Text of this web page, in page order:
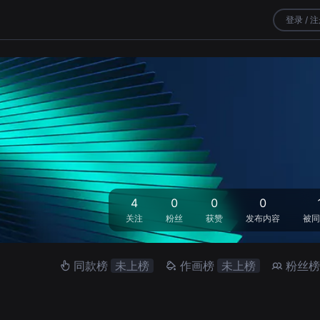
登录 /
4
关注
0
粉丝
0
获赞
0
发布内容 被
同款榜 未上榜 作画榜 未上榜 粉丝榜